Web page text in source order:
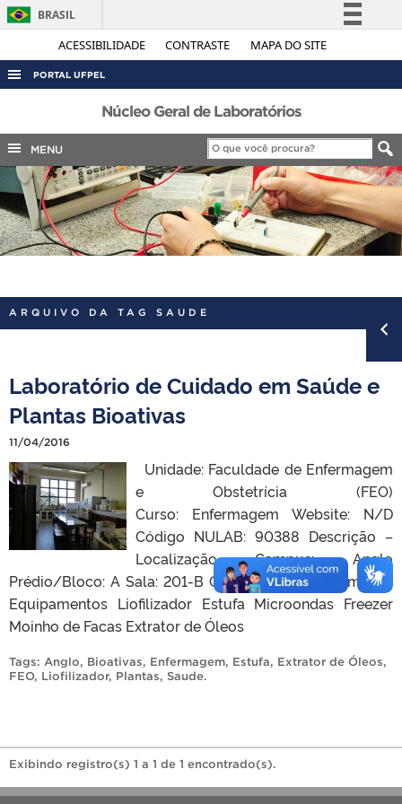
ACESSIBILIDADE CONTRASTE MAPA DO SITE
BRASIL
Simplifique!
Legislação
Canais
PORTAL UFPEL
ACESSO À INFORMAÇÃO
AUDITORIA
COBALTO
CONCURSOS
EDITAIS
INTERNACIONAL
PORTARIAS
Núcleo Geral de Laboratórios
MENU
ARQUIVO DA TAG SAUDE
Laboratório de Cuidado em Saúde e
Plantas Bioativas
11/04/2016
Unidade: Faculdade de Enfermagem
e Obstetrícia (FEO)
Curso: Enfermagem Website: N/D
Código NULAB: 90388 Descrição –
Localização Campus: Anglo
Prédio/Bloco: A Sala: 201-B Contato Nome: – E-mail: –
Equipamentos Liofilizador Estufa Microondas Freezer
Moinho de Facas Extrator de Óleos
Tags: Anglo, Bioativas, Enfermagem, Estufa, Extrator de Óleos,
FEO, Liofilizador, Plantas, Saude.
Exibindo registro(s) 1 a 1 de 1 encontrado(s).